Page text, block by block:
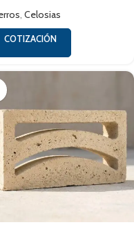
, Celosias
COTIZACIÓN